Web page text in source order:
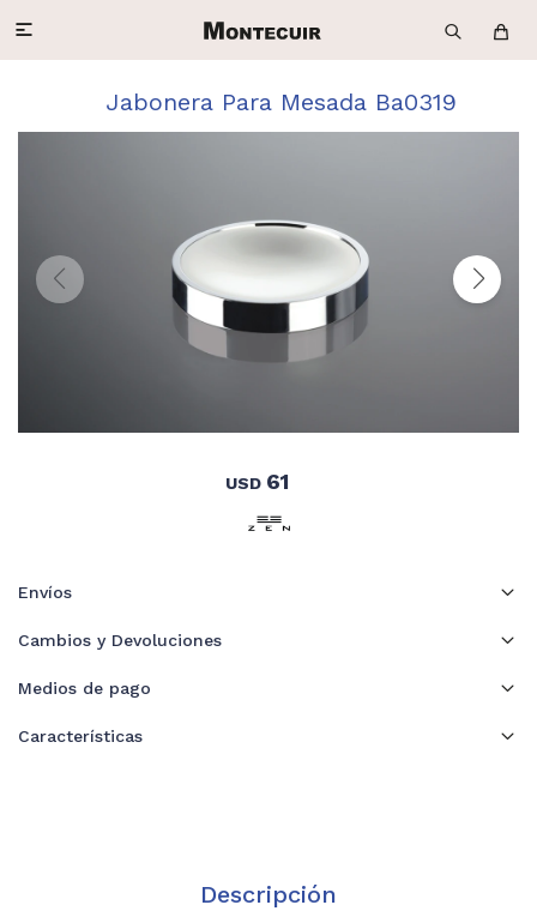

Jabonera Para Mesada Ba0319
USD 61
Envíos
Cambios y Devoluciones
Medios de pago
Características
Descripción